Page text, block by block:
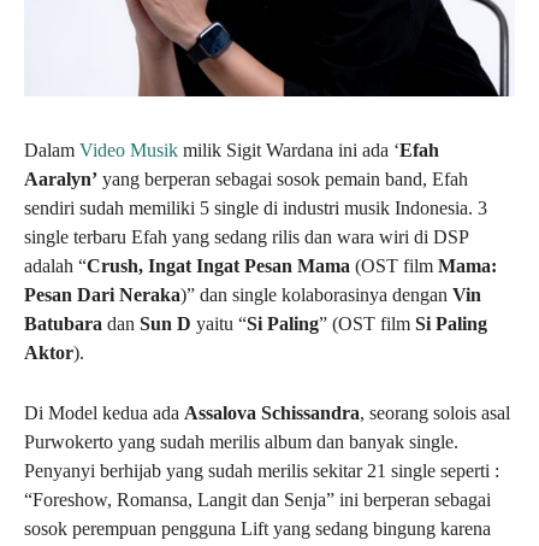
Dalam Video Musik milik Sigit Wardana ini ada ‘Efah
Aaralyn’ yang berperan sebagai sosok pemain band, Efah
sendiri sudah memiliki 5 single di industri musik Indonesia. 3
single terbaru Efah yang sedang rilis dan wara wiri di DSP
adalah “Crush, Ingat Ingat Pesan Mama (OST film Mama:
Pesan Dari Neraka)” dan single kolaborasinya dengan Vin
Batubara dan Sun D yaitu “Si Paling” (OST film Si Paling
Aktor).
Di Model kedua ada Assalova Schissandra, seorang solois asal
Purwokerto yang sudah merilis album dan banyak single.
Penyanyi berhijab yang sudah merilis sekitar 21 single seperti :
“Foreshow, Romansa, Langit dan Senja” ini berperan sebagai
sosok perempuan pengguna Lift yang sedang bingung karena